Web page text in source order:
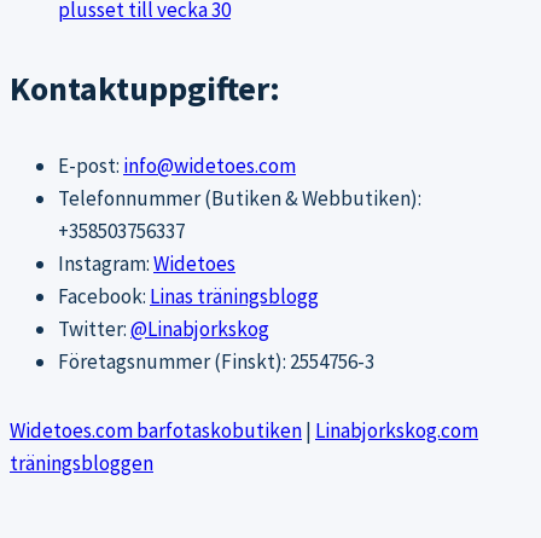
plusset till vecka 30
Kontaktuppgifter:
E-post: info@widetoes.com
Telefonnummer (Butiken & Webbutiken):
+358503756337
Instagram:Widetoes
Facebook: Linas träningsblogg
Twitter:@Linabjorkskog
Företagsnummer (Finskt): 2554756-3
Widetoes.com barfotaskobutiken| Linabjorkskog.com
träningsbloggen